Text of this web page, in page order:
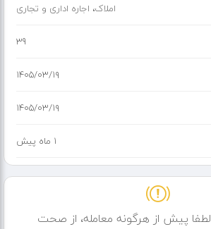
املاک، اجاره اداری و تجاری
39
۱۴۰۵/۰۳/۱۹
۱۴۰۵/۰۳/۱۹
1 ماه پیش
لطفا پیش از هرگونه معامله، از صحت